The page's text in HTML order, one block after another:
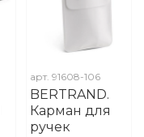
арт.91608-106
BERTRAND.
Карман для
ручек